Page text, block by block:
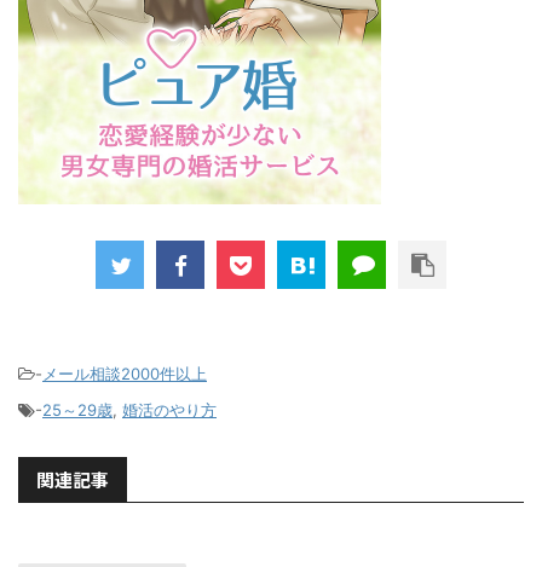
- メール相談2000件以上
-25～29歳, 婚活のやり方
関連記事